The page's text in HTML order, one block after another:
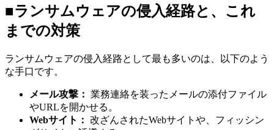
■ランサムウェアの侵入経路と、これ
までの対策
ランサムウェアの侵入経路として最も多いのは、以下のよう
な手口です。
メール攻撃： 業務連絡を装ったメールの添付ファイル
やURLを開かせる。
Webサイト： 改ざんされたWebサイトや、フィッシン